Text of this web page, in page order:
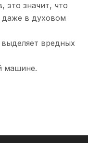
это значит, что
даже в духовом
вредных
машине.